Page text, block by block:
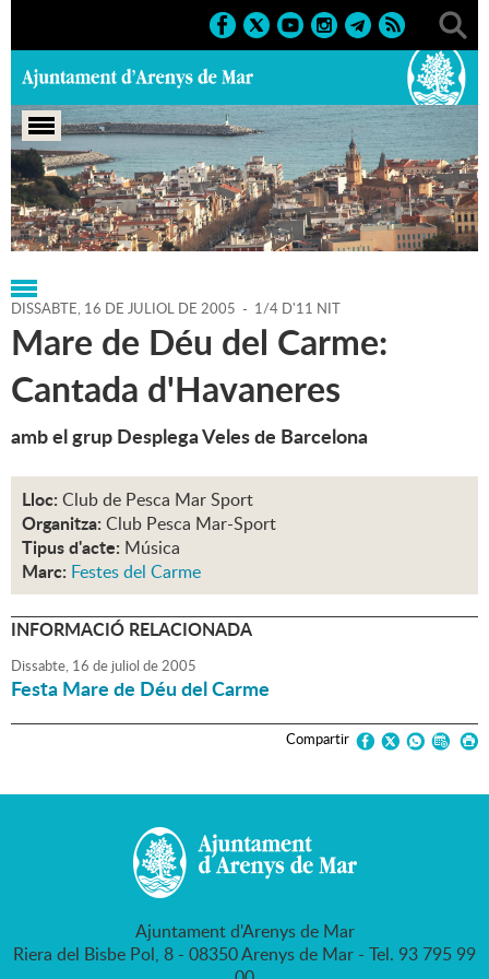
Portada > Regidories > Cultura > Agenda > 16-07-2005
DISSABTE, 16 DE JULIOL DE 2005 - 1/4 D'11 NIT
Mare de Déu del Carme:
Cantada d'Havaneres
amb el grup Desplega Veles de Barcelona
Lloc: Club de Pesca Mar Sport
Organitza: Club Pesca Mar-Sport
Tipus d'acte: Música
Marc: Festes del Carme
INFORMACIÓ RELACIONADA
Dissabte, 16 de juliol de2005
Festa Mare de Déu del Carme
Compartir
Ajuntament d'Arenys de Mar
Riera del Bisbe Pol, 8 - 08350 Arenys de Mar - Tel. 93 795 99